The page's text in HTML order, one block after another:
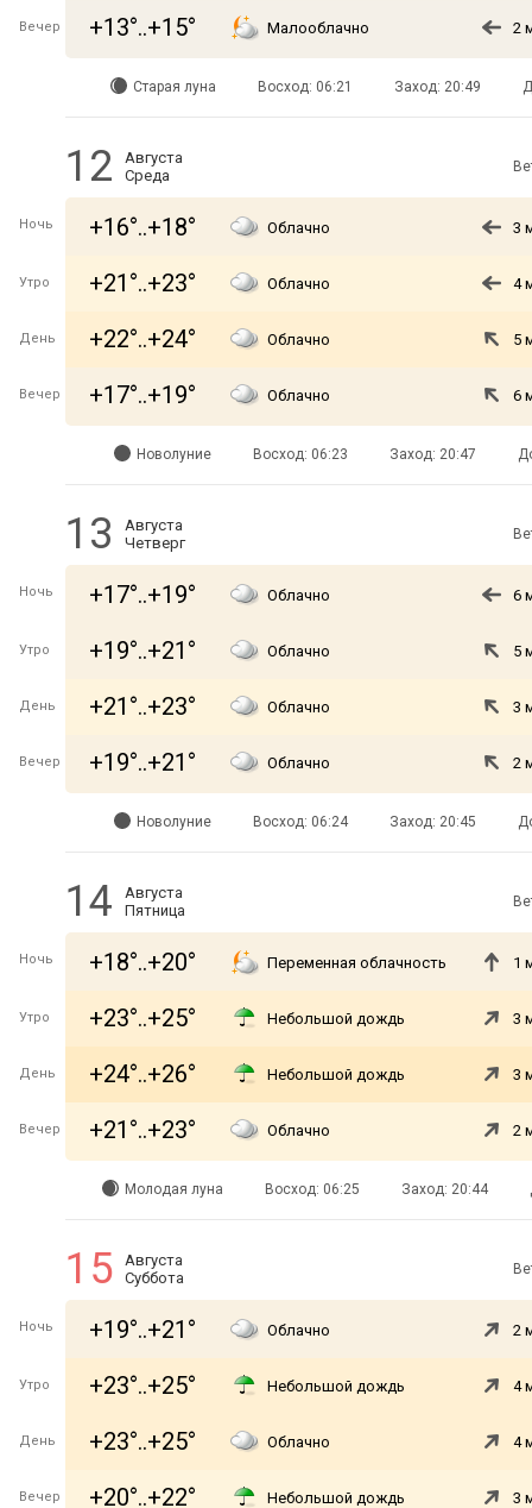
Вечер +13°..+15° Малооблачно 2
Старая луна Восход: 06:21 Заход: 20:49
12
Августа
Среда
Ночь +16°..+18° Облачно 3
Утро +21°..+23° Облачно 4
День +22°..+24° Облачно 5
Вечер +17°..+19° Облачно 6
Новолуние Восход: 06:23 Заход: 20:47
13
Августа
Четверг
Ночь +17°..+19° Облачно 6
Утро +19°..+21° Облачно 5
День +21°..+23° Облачно 3
Вечер +19°..+21° Облачно 2
Новолуние Восход: 06:24 Заход: 20:45
14
Августа
Пятница
Ночь +18°..+20° Переменная облачность 1
Утро +23°..+25° Небольшой дождь 3
День +24°..+26° Небольшой дождь 3
Вечер +21°..+23° Облачно 2
Молодая луна Восход: 06:25 Заход: 20:44
15
Августа
Суббота
Ночь +19°..+21° Облачно 2
Утро +23°..+25° Небольшой дождь 4
День +23°..+25° Облачно 4
Вечер +20°..+22° Небольшой дождь 3